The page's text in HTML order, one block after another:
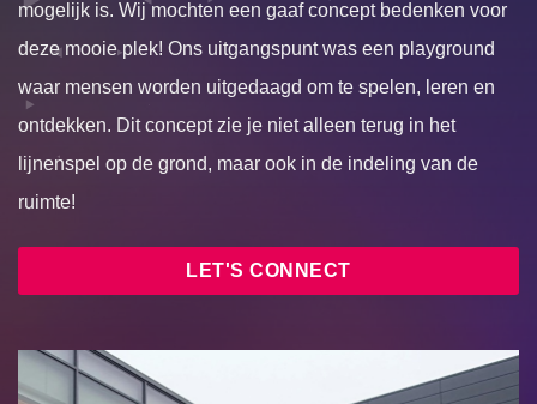
mogelijk is. Wij mochten een gaaf concept bedenken voor
deze mooie plek! Ons uitgangspunt was een playground
waar mensen worden uitgedaagd om te spelen, leren en
ontdekken. Dit concept zie je niet alleen terug in het
lijnenspel op de grond, maar ook in de indeling van de
ruimte!
LET'S CONNECT